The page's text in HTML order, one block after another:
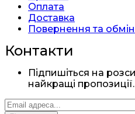
Оплата
Доставка
Повернення та обмін
Контакти
Підпишіться на
найкращі пропозиції.